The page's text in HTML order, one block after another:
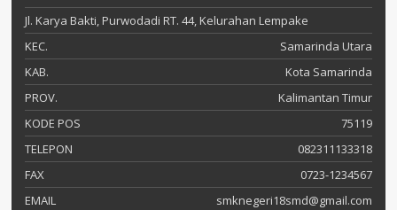
Jl. Karya Bakti, Purwodadi RT. 44, Kelurahan Lempake
KEC.
Samarinda Utara
KAB.
Kota Samarinda
PROV.
Kalimantan Timur
KODE POS
75119
TELEPON
082311133318
FAX
0723-1234567
EMAIL
smknegeri18smd@gmail.com